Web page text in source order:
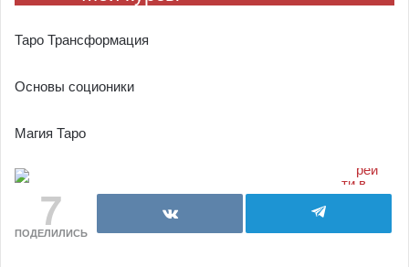
Таро Трансформация
Основы соционики
Магия Таро
7
ПОДЕЛИЛИСЬ